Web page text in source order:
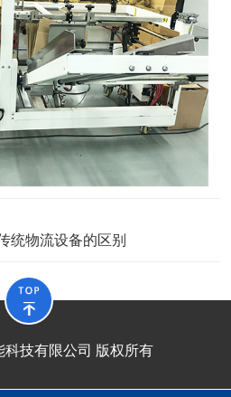
统物流设备的区别
科技有限公司 版权所有